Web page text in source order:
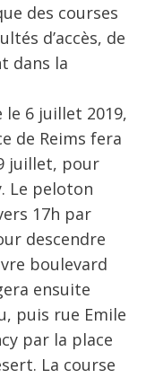
des courses
d’accès, de
dans la
le 6 juillet 2019,
de Reims fera
juillet, pour
Le peloton
17h par
descendre
boulevard
ensuite
puis rue Emile
par la place
La course